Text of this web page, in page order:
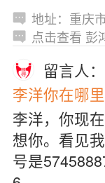
地址：重庆
点击查看 彭
留言人
李洋你在哪里
李洋，你现
想你。看见
号是